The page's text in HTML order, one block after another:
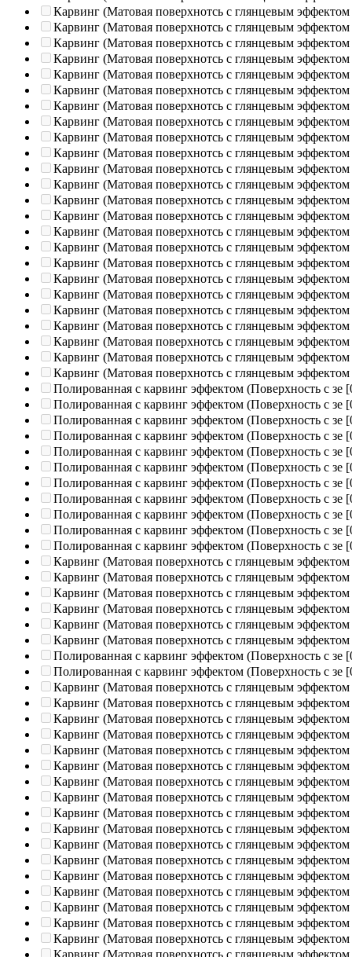
Карвинг (Матовая поверхнотсь с глянцевым эффектом
Карвинг (Матовая поверхнотсь с глянцевым эффектом
Карвинг (Матовая поверхнотсь с глянцевым эффектом
Карвинг (Матовая поверхнотсь с глянцевым эффектом
Карвинг (Матовая поверхнотсь с глянцевым эффектом
Карвинг (Матовая поверхнотсь с глянцевым эффектом
Карвинг (Матовая поверхнотсь с глянцевым эффектом
Карвинг (Матовая поверхнотсь с глянцевым эффектом
Карвинг (Матовая поверхнотсь с глянцевым эффектом
Карвинг (Матовая поверхнотсь с глянцевым эффектом
Карвинг (Матовая поверхнотсь с глянцевым эффектом
Карвинг (Матовая поверхнотсь с глянцевым эффектом
Карвинг (Матовая поверхнотсь с глянцевым эффектом
Карвинг (Матовая поверхнотсь с глянцевым эффектом
Карвинг (Матовая поверхнотсь с глянцевым эффектом
Карвинг (Матовая поверхнотсь с глянцевым эффектом
Карвинг (Матовая поверхнотсь с глянцевым эффектом
Карвинг (Матовая поверхнотсь с глянцевым эффектом
Карвинг (Матовая поверхнотсь с глянцевым эффектом
Карвинг (Матовая поверхнотсь с глянцевым эффектом
Карвинг (Матовая поверхнотсь с глянцевым эффектом
Карвинг (Матовая поверхнотсь с глянцевым эффектом
Карвинг (Матовая поверхнотсь с глянцевым эффектом
Карвинг (Матовая поверхнотсь с глянцевым эффектом
Полированная c карвинг эффектом (Поверхность с зе
Полированная c карвинг эффектом (Поверхность с зе
Полированная c карвинг эффектом (Поверхность с зе
Полированная c карвинг эффектом (Поверхность с зе
Полированная c карвинг эффектом (Поверхность с зе
Полированная c карвинг эффектом (Поверхность с зе
Полированная c карвинг эффектом (Поверхность с зе
Полированная c карвинг эффектом (Поверхность с зе
Полированная c карвинг эффектом (Поверхность с зе
Полированная c карвинг эффектом (Поверхность с зе
Полированная c карвинг эффектом (Поверхность с зе
Карвинг (Матовая поверхнотсь с глянцевым эффектом
Карвинг (Матовая поверхнотсь с глянцевым эффектом
Карвинг (Матовая поверхнотсь с глянцевым эффектом
Карвинг (Матовая поверхнотсь с глянцевым эффектом
Карвинг (Матовая поверхнотсь с глянцевым эффектом
Карвинг (Матовая поверхнотсь с глянцевым эффектом
Полированная c карвинг эффектом (Поверхность с зе
Полированная c карвинг эффектом (Поверхность с зе
Карвинг (Матовая поверхнотсь с глянцевым эффектом
Карвинг (Матовая поверхнотсь с глянцевым эффектом
Карвинг (Матовая поверхнотсь с глянцевым эффектом
Карвинг (Матовая поверхнотсь с глянцевым эффектом
Карвинг (Матовая поверхнотсь с глянцевым эффектом
Карвинг (Матовая поверхнотсь с глянцевым эффектом
Карвинг (Матовая поверхнотсь с глянцевым эффектом
Карвинг (Матовая поверхнотсь с глянцевым эффектом
Карвинг (Матовая поверхнотсь с глянцевым эффектом
Карвинг (Матовая поверхнотсь с глянцевым эффектом
Карвинг (Матовая поверхнотсь с глянцевым эффектом
Карвинг (Матовая поверхнотсь с глянцевым эффектом
Карвинг (Матовая поверхнотсь с глянцевым эффектом
Карвинг (Матовая поверхнотсь с глянцевым эффектом
Карвинг (Матовая поверхнотсь с глянцевым эффектом
Карвинг (Матовая поверхнотсь с глянцевым эффектом
Карвинг (Матовая поверхнотсь с глянцевым эффектом